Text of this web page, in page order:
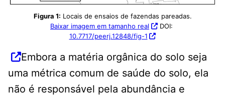
Figura 1: Locais de ensaios de fazendas pareadas.
Baixar imagem em tamanho real
DOI:
10.7717/peerj.12848/fig-1
Embora a matéria orgânica do solo seja
uma métrica comum de saúde do solo, ela
não é responsável pela abundância e